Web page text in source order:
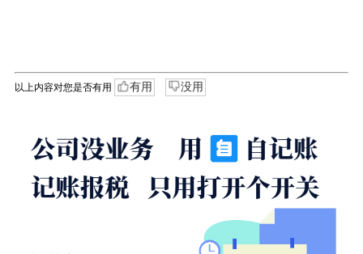
以上内容对您是否有用 有用 没用